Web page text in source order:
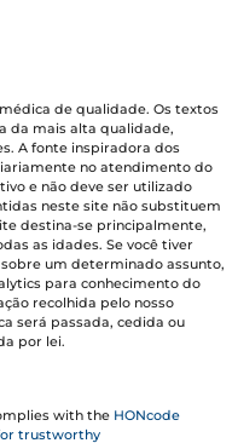
de qualidade. Os textos
da mais alta qualidade,
A fonte inspiradora dos
no atendimento do
e não deve ser utilizado
neste site não substituem
destina-se principalmente,
as idades. Se você tiver
um determinado assunto,
para conhecimento do
recolhida pelo nosso
será passada, cedida ou
por lei.
with the HONcode
trustworthy